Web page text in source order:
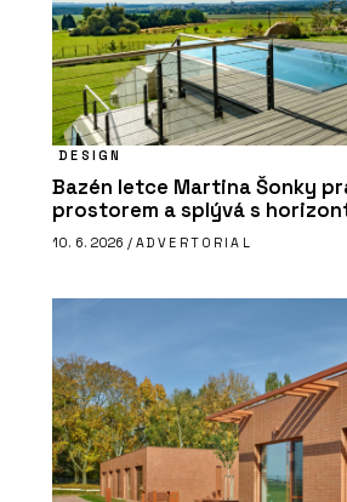
DESIGN
Bazén letce Martina Šonky
prostorem a splývá s
10. 6. 2026 / ADVERTORIAL